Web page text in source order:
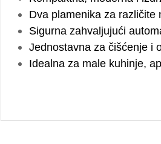
Dva plamenika za različite
Sigurna zahvaljujući
Jednostavna za čišćenje i
Idealna za male kuhinje,